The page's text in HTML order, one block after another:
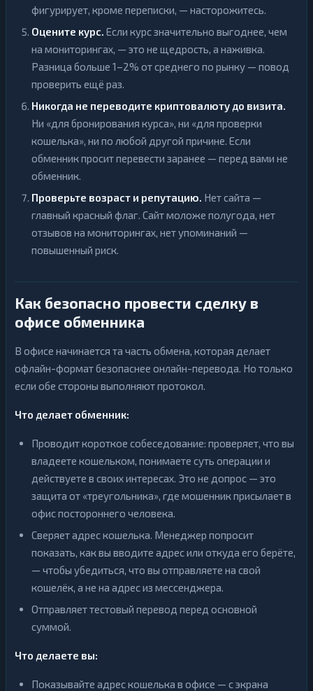
фигурирует, кроме переписки, — насторожитесь.
Оцените курс. Если курс значительно выгоднее, чем
на мониторингах, — это не щедрость, а наживка.
Разница больше 1–2% от среднего по рынку — повод
проверить ещё раз.
Никогда не переводите криптовалюту до визита.
Ни «для бронирования курса», ни «для проверки
кошелька», ни по любой другой причине. Если
обменник просит перевести заранее — перед вами не
обменник.
Проверьте возраст и репутацию. Нет сайта —
главный красный флаг. Сайт моложе полугода, нет
отзывов на мониторингах, нет упоминаний —
повышенный риск.
Как безопасно провести сделку в
офисе обменника
В офисе начинается та часть обмена, которая делает
офлайн-формат безопаснее онлайн-перевода. Но только
если обе стороны выполняют протокол.
Что делает обменник:
Проводит короткое собеседование: проверяет, что вы
владеете кошельком, понимаете суть операции и
действуете в своих интересах. Это не допрос — это
защита от «треугольника», где мошенник присылает в
офис постороннего человека.
Сверяет адрес кошелька. Менеджер попросит
показать, как вы вводите адрес или откуда его берёте,
— чтобы убедиться, что вы отправляете на свой
кошелёк, а не на адрес из мессенджера.
Отправляет тестовый перевод перед основной
суммой.
Что делаете вы:
Показывайте адрес кошелька в офисе — с экрана